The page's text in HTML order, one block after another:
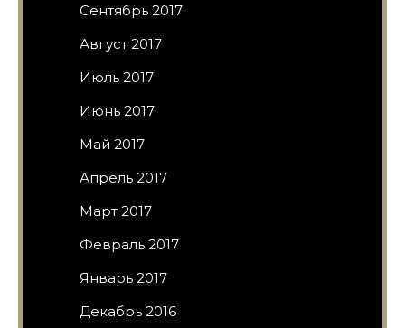
Сентябрь 2017
Август 2017
Июль 2017
Июнь 2017
Май 2017
Апрель 2017
Март 2017
Февраль 2017
Январь 2017
Декабрь 2016